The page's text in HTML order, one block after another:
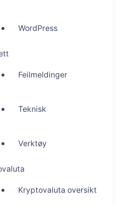
WordPress
Feilmeldinger
Teknisk
Verktøy
Kryptovaluta oversikt